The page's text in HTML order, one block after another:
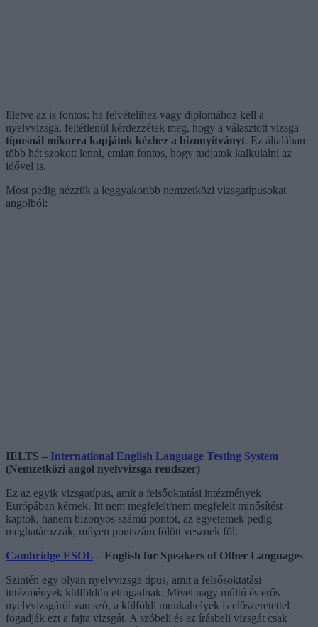
Illetve az is fontos: ha felvételihez vagy diplomához kell a
nyelvvizsga, feltétlenül kérdezzétek meg, hogy a választott vizsga
típusnál mikorra kapjátok kézhez a bizonyítványt. Ez általában
több hét szokott lenni, emiatt fontos, hogy tudjatok kalkulálni az
idővel is.
Most pedig nézzük a leggyakoribb nemzetközi vizsgatípusokat
angolból:
IELTS – International English Language Testing System
(Nemzetközi angol nyelvvizsga rendszer)
Ez az egyik vizsgatípus, amit a felsőoktatási intézmények
Európában kérnek. Itt nem megfelelt/nem megfelelt minősítést
kaptok, hanem bizonyos számú pontot, az egyetemek pedig
meghatározzák, milyen pontszám fölött vesznek föl.
Cambridge ESOL – English for Speakers of Other Languages
Szintén egy olyan nyelvvizsga típus, amit a felsősoktatási
intézmények külföldön elfogadnak. Mivel nagy múltú és erős
nyelvvizsgáról van szó, a külföldi munkahelyek is előszeretettel
fogadják ezt a fajta vizsgát. A szóbeli és az írásbeli vizsgát csak